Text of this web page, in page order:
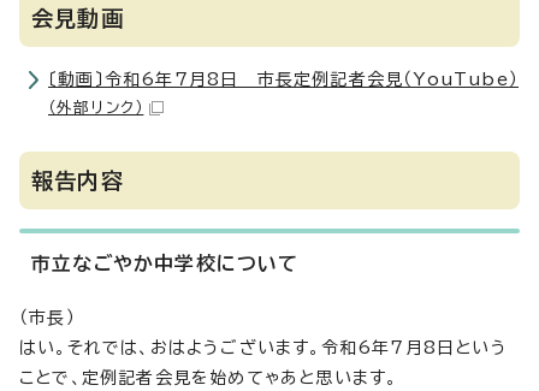
会見動画
〔動画〕令和6年7月8日 市長定例記者会見（YouTube）
（外部リンク）
報告内容
市立なごやか中学校について
（市長）
はい。それでは、おはようございます。令和6年7月8日という
ことで、定例記者会見を始めてゃあと思います。